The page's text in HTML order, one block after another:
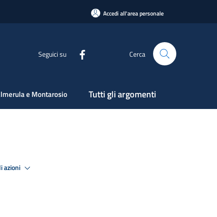
Accedi all'area personale
Seguici su Cerca
e Montarosio Tutti gli argomenti
azioni